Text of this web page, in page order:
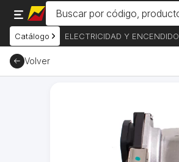
Catálogo ELECTRICIDAD Y ENCENDIDO
Volver